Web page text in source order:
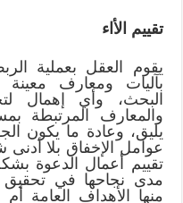
تقييم الأاء
يقوم العقل بعملية
بآليات ومعارف
البحث، وأي إهمال
والمعارف المرتبطة
يليق، وعادة ما يكون
عوامل الإخفاق بلا
تقييم أعمال الدعوة
مدى نجاحها في تحقيق
منها الأهداف العامة